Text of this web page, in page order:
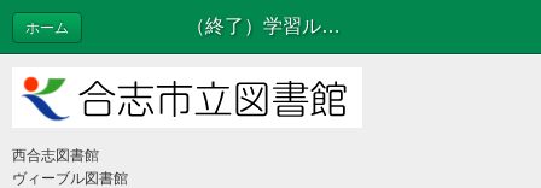
（終了）学習ルーム開放のお知らせ | お知らせ
ホーム
西合志図書館
ヴィーブル図書館